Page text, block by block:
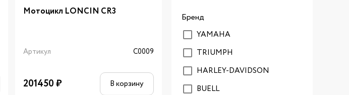
Мотоцикл LONCIN CR3
Артикул C0009
201450₽ В корзину
Бренд
YAMAHA
TRIUMPH
HARLEY-DAVIDSON
BUELL